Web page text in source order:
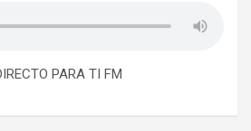
PARA TI FM